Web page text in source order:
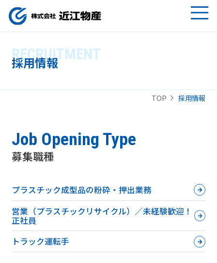
RECRUITMENT
採用情報
TOP 採用情報
Job Opening Type
募集職種
プラスチック成型品の粉砕・押出業務
営業（プラスチックリサイクル）／未経験歓迎！
正社員
トラック運転手